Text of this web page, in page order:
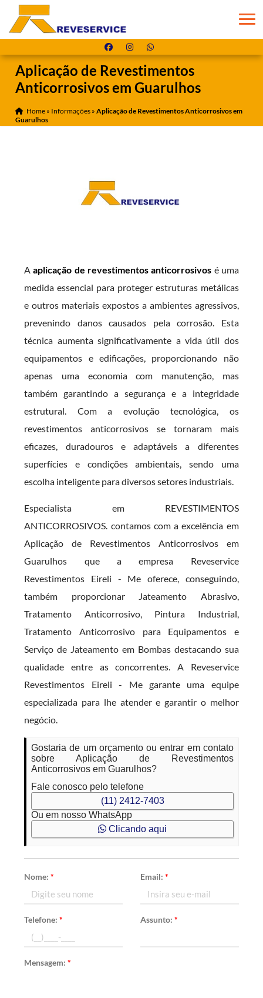
Aplicação de Revestimentos
Anticorrosivos em Guarulhos
Home » Informações »Aplicação de Revestimentos Anticorrosivos em
Guarulhos
Aaplicação de revestimentos anticorrosivos é uma
medida essencial para proteger estruturas metálicas
e outros materiais expostos a ambientes agressivos,
prevenindo danos causados pela corrosão. Esta
técnica aumenta significativamente a vida útil dos
equipamentos e edificações, proporcionando não
apenas uma economia com manutenção, mas
também garantindo a segurança e a integridade
estrutural. Com a evolução tecnológica, os
revestimentos anticorrosivos se tornaram mais
eficazes, duradouros e adaptáveis a diferentes
superfícies e condições ambientais, sendo uma
escolha inteligente para diversos setores industriais.
Especialista em REVESTIMENTOS
ANTICORROSIVOS. contamos com a excelência em
Aplicação de Revestimentos Anticorrosivos em
Guarulhos que a empresa Reveservice
Revestimentos Eireli - Me oferece, conseguindo,
também proporcionar Jateamento Abrasivo,
Tratamento Anticorrosivo, Pintura Industrial,
Tratamento Anticorrosivo para Equipamentos e
Serviço de Jateamento em Bombas destacando sua
qualidade entre as concorrentes. A Reveservice
Revestimentos Eireli - Me garante uma equipe
especializada para lhe atender e garantir o melhor
negócio.
Gostaria de um orçamento ou entrar em contato
sobre Aplicação de Revestimentos
Anticorrosivos em Guarulhos?
Fale conosco pelo telefone
(11) 2412-7403
Ou em nosso WhatsApp
Clicando aqui
Nome:* Email: *
Telefone:* Assunto: *
Mensagem:*